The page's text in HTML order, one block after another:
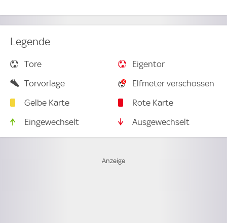
Legende
Tore
Eigentor
Torvorlage
Elfmeter verschossen
Gelbe Karte
Rote Karte
Eingewechselt
Ausgewechselt